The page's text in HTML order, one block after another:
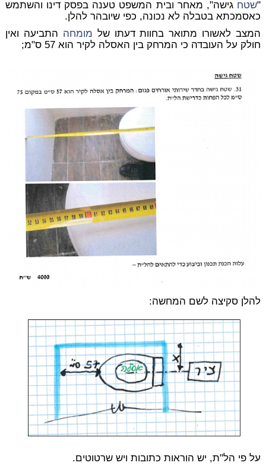
"שטח גישה", מאחר ובית המשפט טענה בפסק דינו והשתמש
כאסמכתא בטבלה לא נכונה, כפי שיובהר להלן.
המצב לאשורו מתואר בחוות דעתו של מומחה התביעה ואין
חולק על העובדה כי המרחק בין האסלה לקיר הוא 57 ס"מ;
להלן סקיצה לשם המחשה:
על פי הל"ת, יש הוראות כתובות ויש שרטוטים.